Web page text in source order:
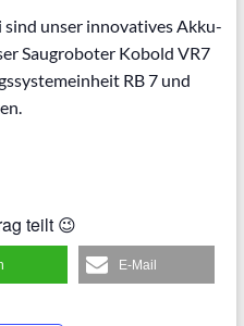
unser innovatives Akku-
Saugroboter Kobold VR7
RB 7 und
teilt 😉
E-Mail